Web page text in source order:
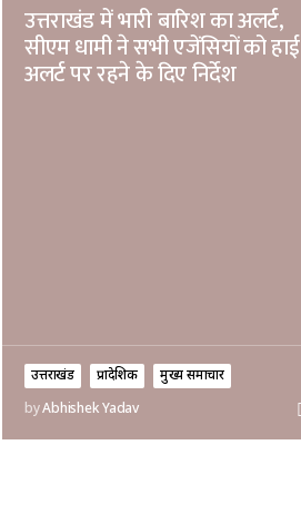
उत्तराखंड में भारी बारिश का अलर्ट,
सीएम धामी ने सभी एजेंसियों को हाई
अलर्ट पर रहने के दिए निर्देश
उत्तराखंड प्रादेशिक
मुख्य समाचार
byAbhishek Yadav